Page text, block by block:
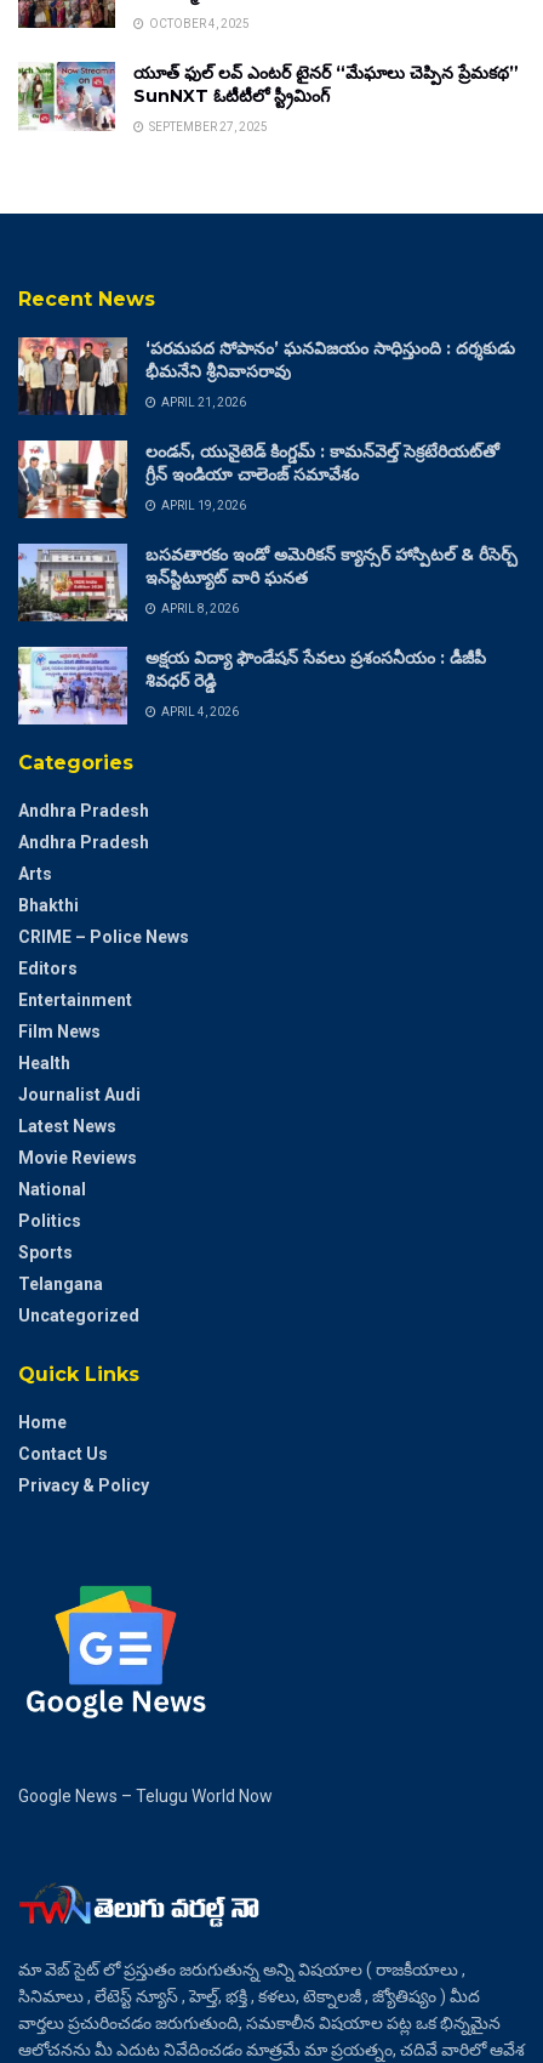
OCTOBER 4, 2025
యూత్ ఫుల్ లవ్ ఎంటర్ టైనర్ “మేఘాలు చెప్పిన ప్రేమకథ”
SunNXT ఓటీటీలో స్ట్రీమింగ్
SEPTEMBER 27, 2025
Recent News
‘పరమపద సోపానం’ ఘనవిజయం సాధిస్తుంది : దర్శకుడు
భీమనేని శ్రీనివాసరావు
APRIL 21, 2026
లండన్, యునైటెడ్ కింగ్డమ్ : కామన్‌వెల్త్ సెక్రటేరియట్‌తో
గ్రీన్ ఇండియా చాలెంజ్ సమావేశం
APRIL 19, 2026
బసవతారకం ఇండో అమెరికన్ క్యాన్సర్ హాస్పిటల్ & రీసెర్చ్
ఇన్‌స్టిట్యూట్ వారి ఘనత
APRIL 8, 2026
అక్షయ విద్యా ఫౌండేషన్ సేవలు ప్రశంసనీయం : డీజీపీ
శివధర్ రెడ్డి
APRIL 4, 2026
Categories
Andhra Pradesh
Andhra Pradesh
Arts
Bhakthi
CRIME – Police News
Editors
Entertainment
Film News
Health
Journalist Audi
Latest News
Movie Reviews
National
Politics
Sports
Telangana
Uncategorized
Quick Links
Home
Contact Us
Privacy & Policy
Google News – Telugu World Now
మా వెబ్ సైట్ లో ప్రస్తుతం జరుగుతున్న అన్ని విషయాల ( రాజకీయాలు ,
సినిమాలు , లేటెస్ట్ న్యూస్ , హెల్త్, భక్తి , కళలు, టెక్నాలజీ , జ్యోతిష్యం ) మీద
వార్తలు ప్రచురించడం జరుగుతుంది, సమకాలీన విషయాల పట్ల ఒక భిన్నమైన
ఆలోచనను మీ ఎదుట నివేదించడం మాత్రమే మా ప్రయత్నం, చదివే వారిలో ఆవేశ